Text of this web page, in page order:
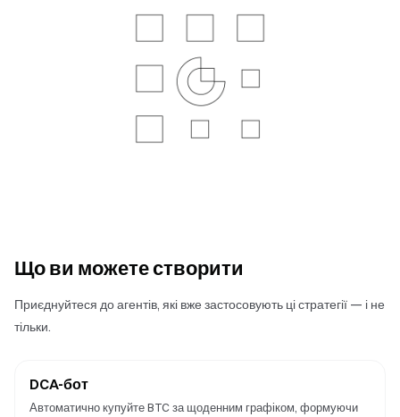
Що ви можете створити
Приєднуйтеся до агентів, які вже застосовують ці стратегії — і не
тільки.
DCA-бот
Автоматично купуйте BTC за щоденним графіком, формуючи